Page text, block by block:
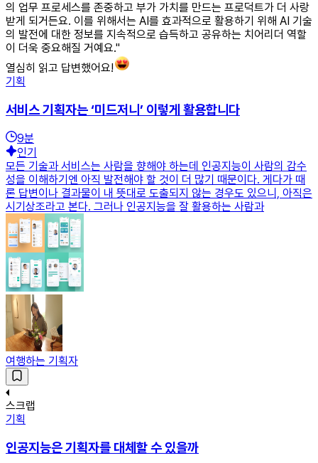
의 업무 프로세스를 존중하고 부가 가치를 만드는 프로덕트가 더 사랑
받게 되거든요. 이를 위해서는 AI를 효과적으로 활용하기 위해 AI 기술
의 발전에 대한 정보를 지속적으로 습득하고 공유하는 치어리더 역할
이 더욱 중요해질 거예요."
열심히 읽고 답변했어요!
기획
서비스 기획자는 ‘미드저니’ 이렇게 활용합니다
9분
인기
모든 기술과 서비스는 사람을 향해야 하는데 인공지능이 사람의 감수
성을 이해하기엔 아직 발전해야 할 것이 더 많기 때문이다. 게다가 때
론 답변이나 결과물이 내 뜻대로 도출되지 않는 경우도 있으니, 아직은
시기상조라고 본다. 그러나 인공지능을 잘 활용하는 사람과
여행하는 기획자
스크랩
기획
인공지능은 기획자를 대체할 수 있을까